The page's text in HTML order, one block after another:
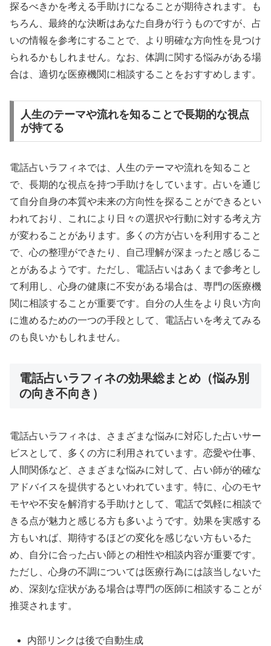
探るべきかを考える手助けになることが期待されます。も
ちろん、最終的な決断はあなた自身が行うものですが、占
いの情報を参考にすることで、より明確な方向性を見つけ
られるかもしれません。なお、体調に関する悩みがある場
合は、適切な医療機関に相談することをおすすめします。
人生のテーマや流れを知ることで長期的な視点
が持てる
電話占いラフィネでは、人生のテーマや流れを知ること
で、長期的な視点を持つ手助けをしています。占いを通じ
て自分自身の本質や未来の方向性を探ることができるとい
われており、これにより日々の選択や行動に対する考え方
が変わることがあります。多くの方が占いを利用すること
で、心の整理ができたり、自己理解が深まったと感じるこ
とがあるようです。ただし、電話占いはあくまで参考とし
て利用し、心身の健康に不安がある場合は、専門の医療機
関に相談することが重要です。自分の人生をより良い方向
に進めるための一つの手段として、電話占いを考えてみる
のも良いかもしれません。
電話占いラフィネの効果総まとめ（悩み別
の向き不向き）
電話占いラフィネは、さまざまな悩みに対応した占いサー
ビスとして、多くの方に利用されています。恋愛や仕事、
人間関係など、さまざまな悩みに対して、占い師が的確な
アドバイスを提供するといわれています。特に、心のモヤ
モヤや不安を解消する手助けとして、電話で気軽に相談で
きる点が魅力と感じる方も多いようです。効果を実感する
方もいれば、期待するほどの変化を感じない方もいるた
め、自分に合った占い師との相性や相談内容が重要です。
ただし、心身の不調については医療行為には該当しないた
め、深刻な症状がある場合は専門の医師に相談することが
推奨されます。
内部リンクは後で自動生成